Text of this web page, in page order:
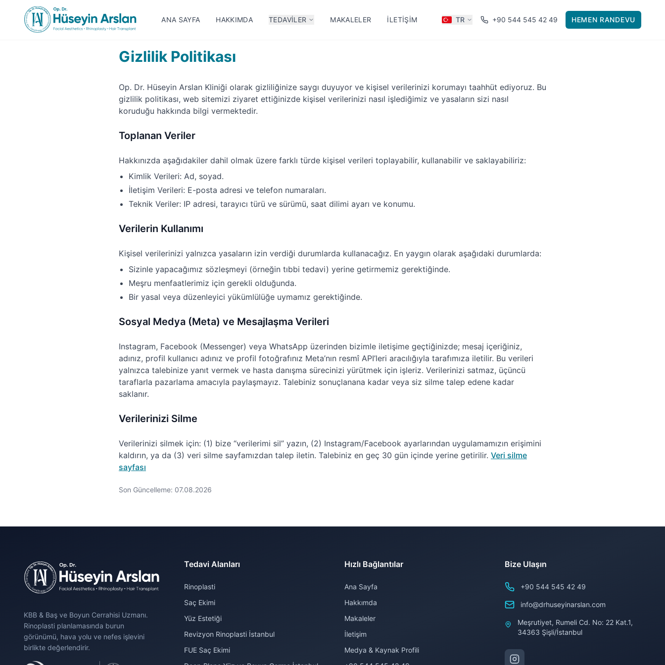
ANA SAYFA HAKKIMDA TEDAVILER MAKALELER İLETIŞIM TR +90 544 545 42 49 HEMEN RANDEVU
Gizlilik Politikası
Op. Dr. Hüseyin Arslan Kliniği olarak gizliliğinize saygı duyuyor ve kişisel verilerinizi korumayı taahhüt ediyoruz. Bu
gizlilik politikası, web sitemizi ziyaret ettiğinizde kişisel verilerinizi nasıl işlediğimiz ve yasaların sizi nasıl
koruduğu hakkında bilgi vermektedir.
Toplanan Veriler
Hakkınızda aşağıdakiler dahil olmak üzere farklı türde kişisel verileri toplayabilir, kullanabilir ve saklayabiliriz:
Kimlik Verileri: Ad, soyad.
İletişim Verileri: E-posta adresi ve telefon numaraları.
Teknik Veriler: IP adresi, tarayıcı türü ve sürümü, saat dilimi ayarı ve konumu.
Verilerin Kullanımı
Kişisel verilerinizi yalnızca yasaların izin verdiği durumlarda kullanacağız. En yaygın olarak aşağıdaki durumlarda:
Sizinle yapacağımız sözleşmeyi (örneğin tıbbi tedavi) yerine getirmemiz gerektiğinde.
Meşru menfaatlerimiz için gerekli olduğunda.
Bir yasal veya düzenleyici yükümlülüğe uymamız gerektiğinde.
Sosyal Medya (Meta) ve Mesajlaşma Verileri
Instagram, Facebook (Messenger) veya WhatsApp üzerinden bizimle iletişime geçtiğinizde; mesaj içeriğiniz,
adınız, profil kullanıcı adınız ve profil fotoğrafınız Meta’nın resmî API’leri aracılığıyla tarafımıza iletilir. Bu verileri
yalnızca talebinize yanıt vermek ve hasta danışma sürecinizi yürütmek için işleriz. Verilerinizi satmaz, üçüncü
taraflarla pazarlama amacıyla paylaşmayız. Talebiniz sonuçlanana kadar veya siz silme talep edene kadar
saklanır.
Verilerinizi Silme
Verilerinizi silmek için: (1) bize “verilerimi sil” yazın, (2) Instagram/Facebook ayarlarından uygulamamızın erişimini
kaldırın, ya da (3) veri silme sayfamızdan talep iletin. Talebiniz en geç 30 gün içinde yerine getirilir. Veri silme
sayfası
Son Güncelleme: 07.08.2026
KBB & Baş ve Boyun Cerrahisi Uzmanı.
Rinoplasti planlamasında burun
görünümü, hava yolu ve nefes işlevini
birlikte değerlendirir.
Tedavi Alanları
Rinoplasti
Saç Ekimi
Yüz Estetiği
Revizyon Rinoplasti İstanbul
FUE Saç Ekimi
Hızlı Bağlantılar
Ana Sayfa
Hakkımda
Makaleler
İletişim
Medya & Kaynak Profili
Bize Ulaşın
+90 544 545 42 49
info@drhuseyinarslan.com
Meşrutiyet, Rumeli Cd. No: 22 Kat.1,
34363 Şişli/İstanbul